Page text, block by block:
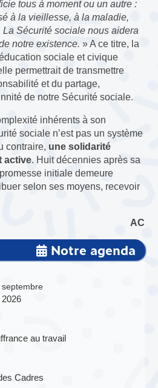
tous à moment ou un autre :
à la vieillesse, à la maladie,
Sécurité sociale nous aidera
notre existence.» A ce titre, la
sociale et civique
permettrait de transmettre
et du partage,
de notre Sécurité sociale.
inhérents à son
sociale n’est pas un système
contraire, une solidarité
active. Huit décennies après sa
initiale demeure
selon ses moyens, recevoir
AC
Notre agenda
au travail
Cadres